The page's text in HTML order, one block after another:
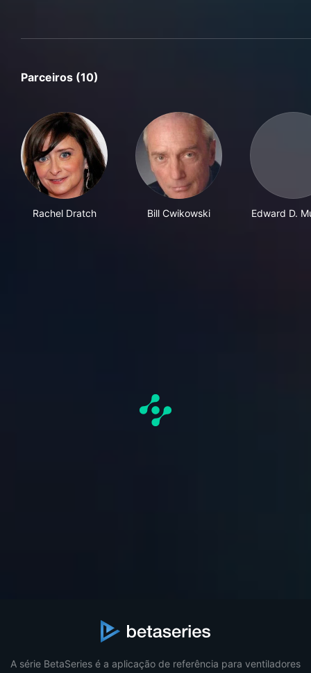
Parceiros (10)
Rachel Dratch Bill Cwikowski Edward D.
A série BetaSeries é a aplicação de referência para ventiladores